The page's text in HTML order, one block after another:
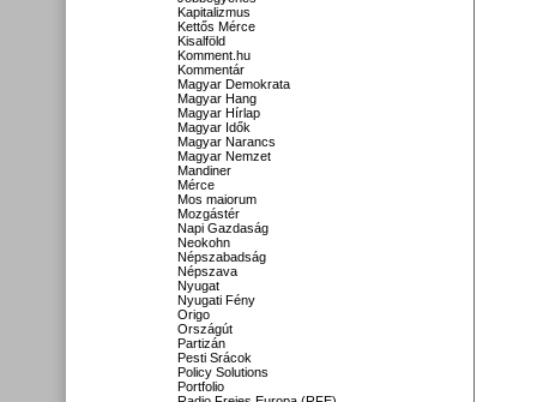
Kapitalizmus
Kettős Mérce
Kisalföld
Komment.hu
Kommentár
Magyar Demokrata
Magyar Hang
Magyar Hírlap
Magyar Idők
Magyar Narancs
Magyar Nemzet
Mandiner
Mérce
Mos maiorum
Mozgástér
Napi Gazdaság
Neokohn
Népszabadság
Népszava
Nyugat
Nyugati Fény
Origo
Országút
Partizán
Pesti Srácok
Policy Solutions
Portfolio